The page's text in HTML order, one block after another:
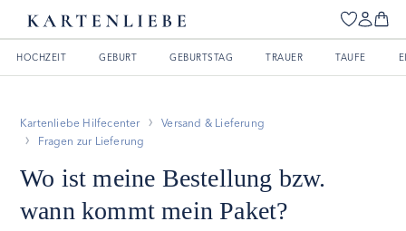
HOCHZEIT GEBURT GEBURTSTAG TRAUER TAUFE
Kartenliebe Hilfecenter
Versand & Lieferung
Fragen zur Lieferung
Wo ist meine Bestellung bzw.
wann kommt mein Paket?